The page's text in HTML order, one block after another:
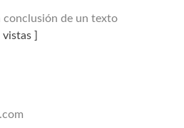
conclusión de un texto
]